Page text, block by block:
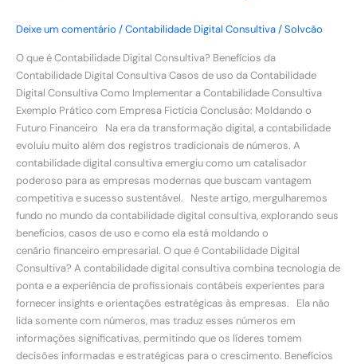
Deixe um comentário /Contabilidade Digital Consultiva/Solvcão
O que é Contabilidade Digital Consultiva? Benefícios da
Contabilidade Digital Consultiva Casos de uso da Contabilidade
Digital Consultiva Como Implementar a Contabilidade Consultiva
Exemplo Prático com Empresa Fictícia Conclusão: Moldando o
Futuro Financeiro Na era da transformação digital, a contabilidade
evoluiu muito além dos registros tradicionais de números. A
contabilidade digital consultiva emergiu como um catalisador
poderoso para as empresas modernas que buscam vantagem
competitiva e sucesso sustentável. Neste artigo, mergulharemos
fundo no mundo da contabilidade digital consultiva, explorando seus
benefícios, casos de uso e como ela está moldando o
cenário financeiro empresarial. O que é Contabilidade Digital
Consultiva? A contabilidade digital consultiva combina tecnologia de
ponta e a experiência de profissionais contábeis experientes para
fornecer insights e orientações estratégicas às empresas. Ela não
lida somente com números, mas traduz esses números em
informações significativas, permitindo que os líderes tomem
decisões informadas e estratégicas para o crescimento. Benefícios